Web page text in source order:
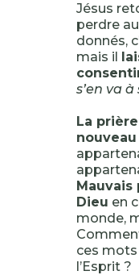
Jésus
perdre
donnés,
mais il
s’en va
La
Mauvais
Dieu en
monde,
ces
l’Esprit ?